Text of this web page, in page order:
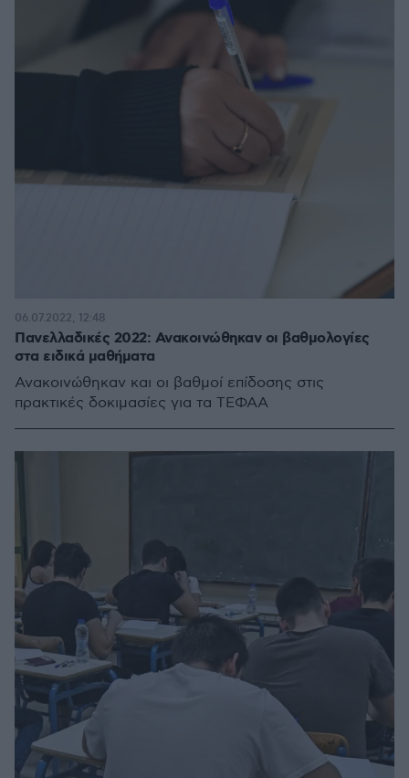
Πανελλαδικές 2022: Ανακοινώθηκαν οι βαθμολογίες
στα ειδικά μαθήματα
Ανακοινώθηκαν και οι βαθμοί επίδοσης στις
πρακτικές δοκιμασίες για τα ΤΕΦΑΑ
06.07.2022, 12:48